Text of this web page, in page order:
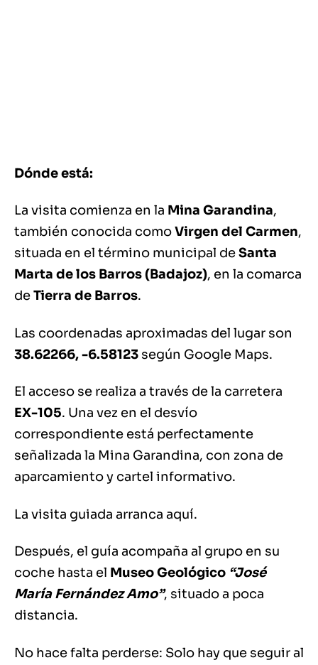
Dónde está:
La visita comienza en la Mina Garandina,
también conocida comoVirgen del Carmen,
situada en el término municipal deSanta
Marta de los Barros (Badajoz), en la comarca
deTierra de Barros.
Las coordenadas aproximadas del lugar son
38.62266, -6.58123 según Google Maps.
El acceso se realiza a través de la carretera
EX-105. Una vez en el desvío
correspondiente está perfectamente
señalizada la Mina Garandina, con zona de
aparcamiento y cartel informativo.
La visita guiada arranca aquí.
Después, el guía acompaña al grupo en su
coche hasta el Museo Geológico “José
María Fernández Amo”, situado a poca
distancia.
No hace falta perderse: Solo hay que seguir al